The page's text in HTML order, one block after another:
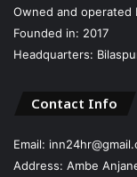
Owned and operated
Founded in: 2017
Headquarters:
Contact Info
Email:
Address: Ambe